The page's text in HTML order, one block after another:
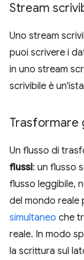
Stream
Uno stream
puoi scrivere i
in uno stream
scrivibile è
Trasformare
Un flusso di
flussi: un flusso
flusso leggibile,
del mondo reale
simultaneo che
reale. In modo
la scrittura sul